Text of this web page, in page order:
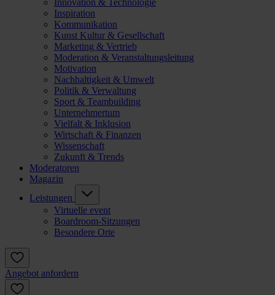
Innovation & Technologie
Inspiration
Kommunikation
Kunst Kultur & Gesellschaft
Marketing & Vertrieb
Moderation & Veranstaltungsleitung
Motivation
Nachhaltigkeit & Umwelt
Politik & Verwaltung
Sport & Teambuilding
Unternehmertum
Vielfalt & Inklusion
Wirtschaft & Finanzen
Wissenschaft
Zukunft & Trends
Moderatoren
Magazin
Leistungen
Virtuelle event
Boardroom-Sitzungen
Besondere Orte
Angebot anfordern